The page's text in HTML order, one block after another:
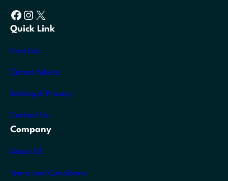
Facebook Instagram X
Quick Link
Find Job
Career Advice
Setting & Privacy
Contact Us
Company
About US
Terms and Conditions